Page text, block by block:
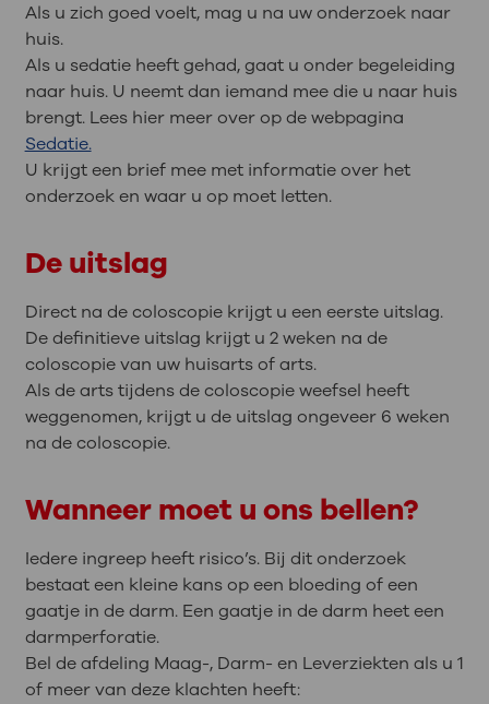
Als u zich goed voelt, mag u na uw onderzoek naar
huis.
Als u sedatie heeft gehad, gaat u onder begeleiding
naar huis. U neemt dan iemand mee die u naar huis
brengt. Lees hier meer over op de webpagina
Sedatie.
U krijgt een brief mee met informatie over het
onderzoek en waar u op moet letten.
De uitslag
Direct na de coloscopie krijgt u een eerste uitslag.
De definitieve uitslag krijgt u 2 weken na de
coloscopie van uw huisarts of arts.
Als de arts tijdens de coloscopie weefsel heeft
weggenomen, krijgt u de uitslag ongeveer 6 weken
na de coloscopie.
Wanneer moet u ons bellen?
Iedere ingreep heeft risico’s. Bij dit onderzoek
bestaat een kleine kans op een bloeding of een
gaatje in de darm. Een gaatje in de darm heet een
darmperforatie.
Bel de afdeling Maag-, Darm- en Leverziekten als u 1
of meer van deze klachten heeft: